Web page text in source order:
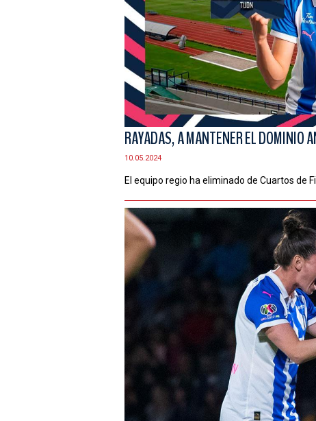
RAYADAS, A MANTENER EL DOMINIO
10.05.2024
El equipo regio ha eliminado de Cuartos de